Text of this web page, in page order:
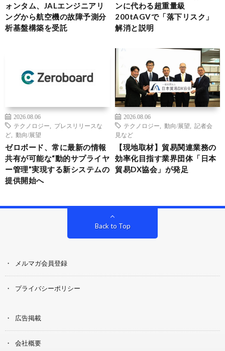
ォンタム、JALエンジニアリ
ングから航空機の故障予測分
析基盤構築を受託
ンに代わる超重量級
200tAGVで「落下リスク」
解消と説明
2026.08.06
テクノロジー
プレスリリースな
ど
動向/展望
ゼロボード、常に最新の情報
共有が可能な“動的サプライヤ
ー管理”実現する新システムの
提供開始へ
2026.08.06
テクノロジー
動向/展望
記者会
見など
【現地取材】貿易関連業務の
効率化目指す業界団体「日本
貿易DX協会」が発足
Back to Top
メルマガ会員登録
プライバシーポリシー
広告掲載
会社概要